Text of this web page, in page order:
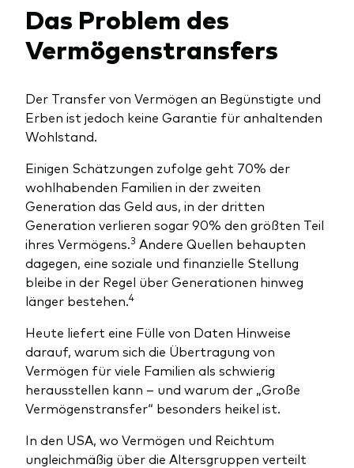
Das Problem des
Vermögenstransfers
Der Transfer von Vermögen an Begünstigte und
Erben ist jedoch keine Garantie für anhaltenden
Wohlstand.
Einigen Schätzungen zufolge geht 70% der
wohlhabenden Familien in der zweiten
Generation das Geld aus, in der dritten
Generation verlieren sogar 90% den größten Teil
ihres Vermögens.3 Andere Quellen behaupten
dagegen, eine soziale und finanzielle Stellung
bleibe in der Regel über Generationen hinweg
länger bestehen.4
Heute liefert eine Fülle von Daten Hinweise
darauf, warum sich die Übertragung von
Vermögen für viele Familien als schwierig
herausstellen kann – und warum der „Große
Vermögenstransfer“ besonders heikel ist.
In den USA, wo Vermögen und Reichtum
ungleichmäßig über die Altersgruppen verteilt